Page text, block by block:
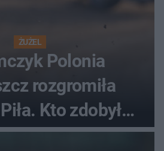
ŻUŻEL
Polonia
rozgromiła
Kto zdobył
punktów?